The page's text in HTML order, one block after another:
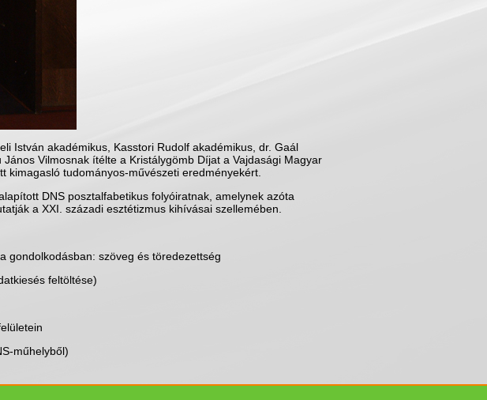
István akadémikus, Kasstori Rudolf akadémikus, dr. Gaál
Vilmosnak ítélte a Kristálygömb Díjat a Vajdasági Magyar
kimagasló tudományos-művészeti eredményekért.
DNS posztalfabetikus folyóiratnak, amelynek azóta
a XXI. századi esztétizmus kihívásai szellemében.
gondolkodásban: szöveg és töredezettség
feltöltése)
műhelyből)